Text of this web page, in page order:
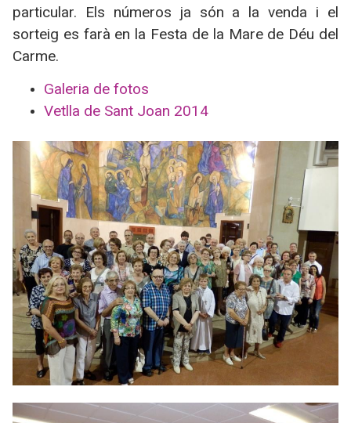
particular. Els números ja són a la venda i el
sorteig es farà en la Festa de la Mare de Déu del
Carme.
Galeria de fotos
Vetlla de Sant Joan 2014